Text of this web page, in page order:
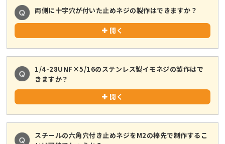
両側に十字穴が付いた止めネジの製作はできますか？
開く
1/4-28UNF×5/16のステンレス製イモネジの製作はで
きますか？
開く
スチールの六角穴付き止めネジをM2の棒先で制作するこ